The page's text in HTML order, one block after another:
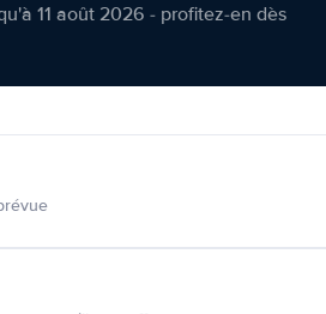
11 août 2026 - profitez-en dès